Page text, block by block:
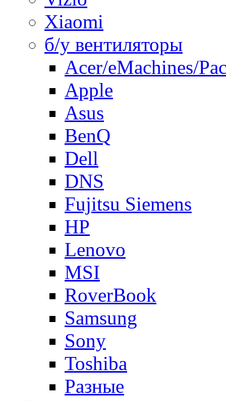
Xiaomi
б/у вентиляторы
Acer/eMachines/
Apple
Asus
BenQ
Dell
DNS
Fujitsu Siemens
HP
Lenovo
MSI
RoverBook
Samsung
Sony
Toshiba
Разные